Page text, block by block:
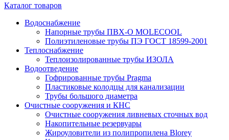
Каталог товаров
Водоснабжение
Напорные трубы ПВХ-О MOLECOOL
Полиэтиленовые трубы ПЭ ГОСТ 18599-2001
Теплоснабжение
Теплоизолированные трубы ИЗОЛА
Водоотведение
Гофрированные трубы Pragma
Пластиковые колодцы для канализации
Трубы большого диаметра
Очистные сооружения и КНС
Очистные сооружения ливневых сточных вод
Накопительные резервуары
Жироуловители из полипропилена Blorey